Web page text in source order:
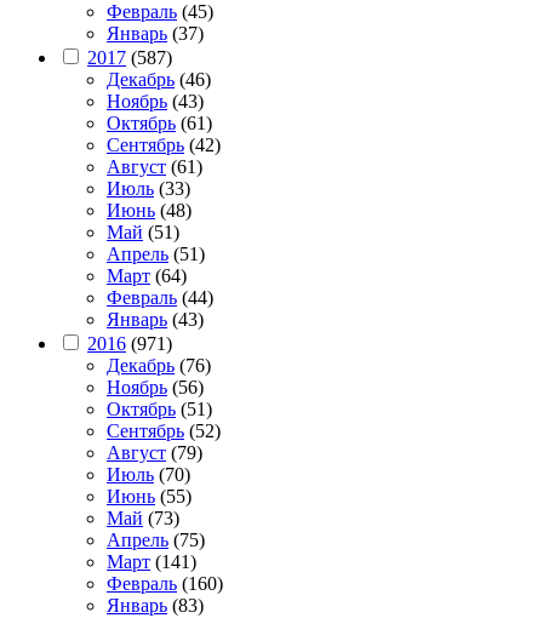
Февраль (45)
Январь (37)
2017 (587)
Декабрь (46)
Ноябрь (43)
Октябрь (61)
Сентябрь (42)
Август (61)
Июль (33)
Июнь (48)
Май (51)
Апрель (51)
Март (64)
Февраль (44)
Январь (43)
2016 (971)
Декабрь (76)
Ноябрь (56)
Октябрь (51)
Сентябрь (52)
Август (79)
Июль (70)
Июнь (55)
Май (73)
Апрель (75)
Март (141)
Февраль (160)
Январь (83)